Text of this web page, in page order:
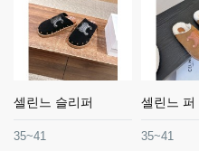
셀린느 슬리퍼
35~41
셀린느 퍼
35~41